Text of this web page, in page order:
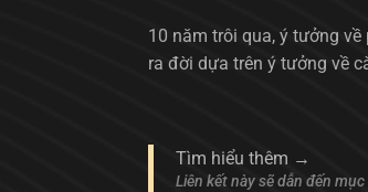
10 năm trôi qua, ý tưởng
ra đời dựa trên ý tưởng về
Tìm hiểu thêm →
Liên kết này sẽ dẫn đến